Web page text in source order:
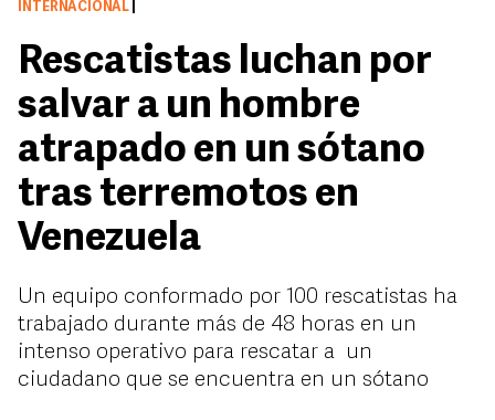
INTERNACIONAL
Rescatistas luchan por
salvar a un hombre
atrapado en un sótano
tras terremotos en
Venezuela
Un equipo conformado por 100 rescatistas ha
trabajado durante más de 48 horas en un
intenso operativo para rescatar a un
ciudadano que se encuentra en un sótano